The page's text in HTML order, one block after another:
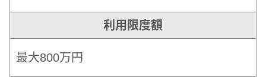
利用限度額
最大800万円